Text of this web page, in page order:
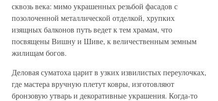
сквозь века: мимо украшенных резьбой фасадов с
позолоченной металлической отделкой, хрупких
изящных балконов путь ведет к тем храмам, что
посвящены Вишну и Шиве, к величественным земным
жилищам богов.
Деловая суматоха царит в узких извилистых переулочках,
где мастера вручную плетут ковры, изготовляют
бронзовую утварь и декоративные украшения. Когда-то